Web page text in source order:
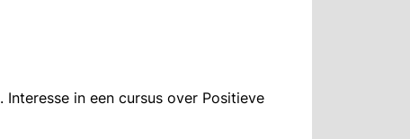
. Interesse in een cursus over Positieve